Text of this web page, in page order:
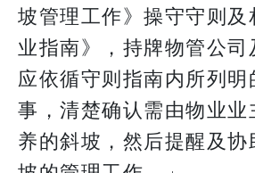
坡管理工作》操守守则
业指南》，持牌物管公
应依循守则指南内所列
事，清楚确认需由物业业
养的斜坡，然后提醒及